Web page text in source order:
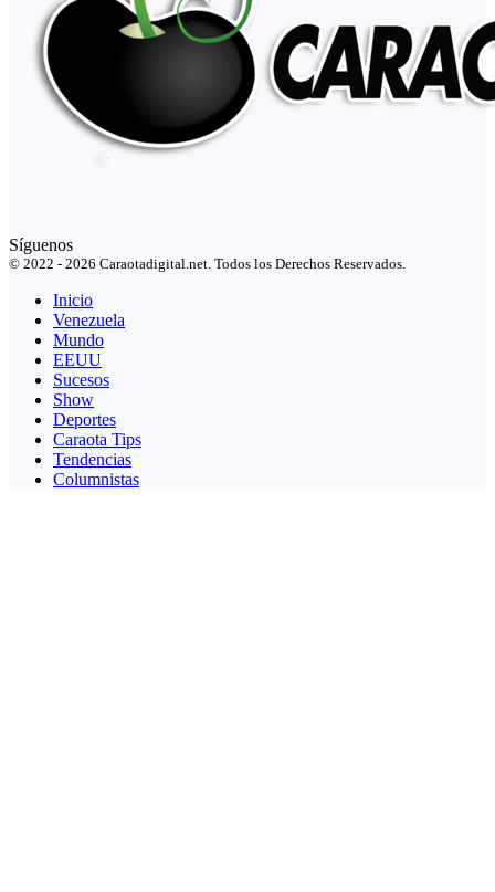
Síguenos
© 2022 - 2026 Caraotadigital.net. Todos los Derechos Reservados.
Inicio
Venezuela
Mundo
EEUU
Sucesos
Show
Deportes
Caraota Tips
Tendencias
Columnistas